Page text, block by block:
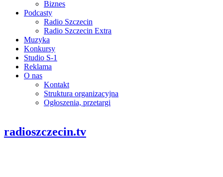
Biznes
Podcasty
Radio Szczecin
Radio Szczecin Extra
Muzyka
Konkursy
Studio S-1
Reklama
O nas
Kontakt
Struktura organizacyjna
Ogłoszenia, przetargi
radioszczecin.tv